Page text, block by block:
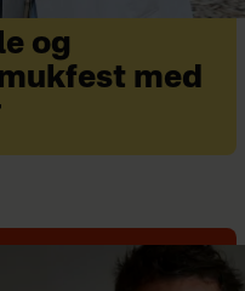
og
med